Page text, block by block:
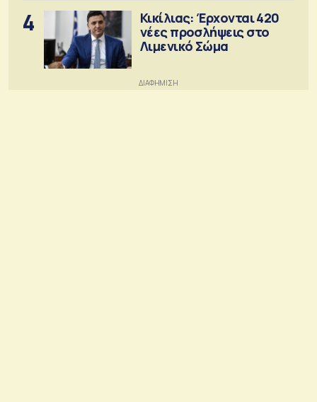
4
Κικίλιας: Έρχονται 420
νέες προσλήψεις στο
Λιμενικό Σώμα